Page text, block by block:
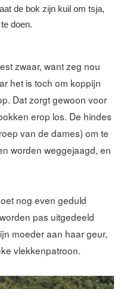
de bok zijn kuil om tsja,
doen.
zwaar, want zeg nou
het is toch om koppijn
Dat zorgt gewoon voor
erop los. De hindes
van de dames) om te
worden weggejaagd, en
nog even geduld
pas uitgedeeld
moeder aan haar geur,
vlekkenpatroon.